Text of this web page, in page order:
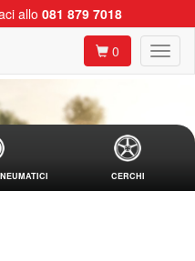
allo 081 879 7018
0
CERCHI